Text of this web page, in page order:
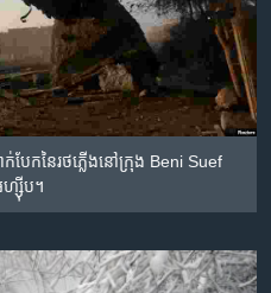
ែក​នៃ​រថភ្លើង​នៅ​ក្រុង Beni Suef
ហ្ស៊ីប។